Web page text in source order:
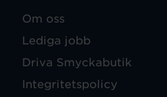
Om oss
Lediga jobb
Driva Smyckabutik
Integritetspolicy